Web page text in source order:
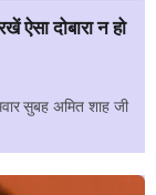
ऐसा दोबारा न हो
सुबह अमित शाह जी